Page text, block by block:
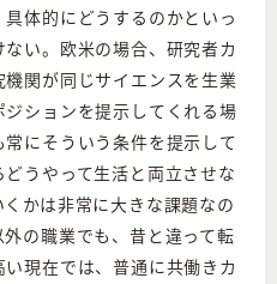
体的にどうするのかといっ
い。欧米の場合、研究者カ
関が同じサイエンスを生業
ションを提示してくれる場
にそういう条件を提示して
うやって生活と両立させな
かは非常に大きな課題なの
の職業でも、昔と違って転
現在では、普通に共働きカ